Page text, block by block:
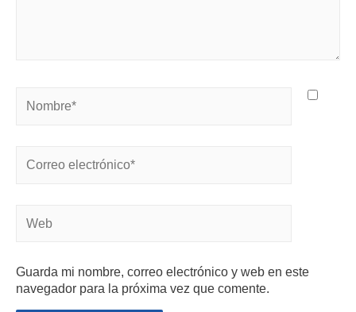
Guarda mi nombre, correo electrónico y web en este
navegador para la próxima vez que comente.